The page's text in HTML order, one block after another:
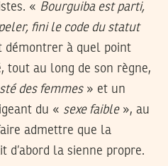
« Bourguiba est parti,
fini le code du statut
démontrer à quel point
tout au long de son règne,
des femmes» et un
du « sexe faible», au
admettre que la
d’abord la sienne propre.